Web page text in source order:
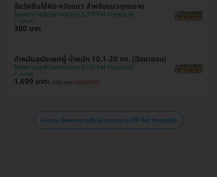
ฉีดวัคซีนไข้หัด-หวัดแมว สำหรับแมวทุกขนาด
โรงพยาบาลสัตว์ลาดปลาดุก (LPD Pet Hospital)
นนทบุรี
300 บาท
ทำหมันสุนัขเพศผู้ น้ำหนัก 10.1-20 กก. (ฉีดยาสลบ)
โรงพยาบาลสัตว์ลาดปลาดุก (LPD Pet Hospital)
นนทบุรี
1,699 บาท1,700 บาท ประหยัด 0%
หน้ารวม โรงพยาบาลสัตว์ลาดปลาดุก (LPD Pet Hospital)